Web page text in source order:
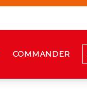
COMMANDER